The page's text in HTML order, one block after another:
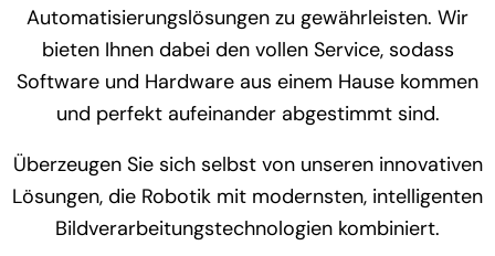
Automatisierungslösungen zu gewährleisten. Wir
bieten Ihnen dabei den vollen Service, sodass
Software und Hardware aus einem Hause kommen
und perfekt aufeinander abgestimmt sind.
Überzeugen Sie sich selbst von unseren innovativen
Lösungen, die Robotik mit modernsten, intelligenten
Bildverarbeitungstechnologien kombiniert.